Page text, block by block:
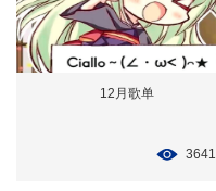
12月歌单
3641